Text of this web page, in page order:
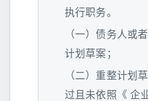
执行职务。
（一）债务人或
计划草案；
（二）重整计划
过且未依照《 企